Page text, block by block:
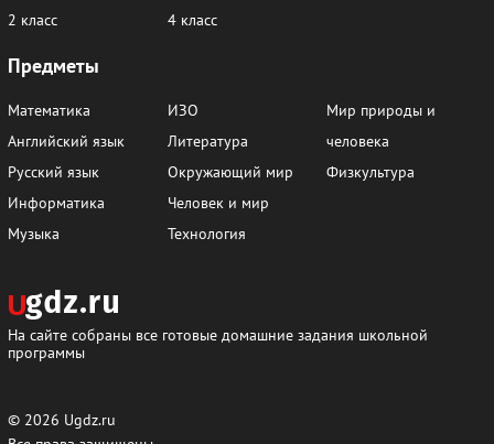
2 класс
4 класс
Предметы
Математика
Английский язык
Русский язык
Информатика
Музыка
ИЗО
Литература
Окружающий мир
Человек и мир
Технология
Мир природы и
человека
Физкультура
На сайте собраны все готовые домашние задания школьной
программы
© 2026 Ugdz.ru